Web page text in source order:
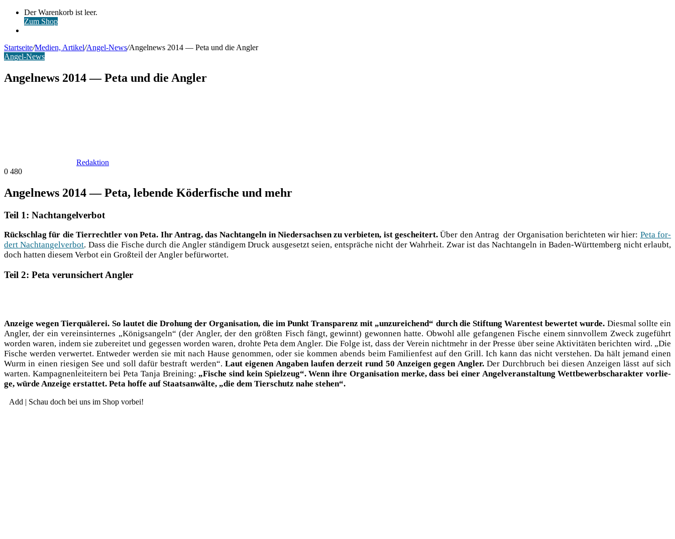
Warenkorb
ansehen
Der Warenkorb ist leer.
Zum Shop
Startseite/Medien, Artikel/Angel-News/Angelnews 2014 — Peta und die Angler
Angel-News
Angelnews 2014 — Peta und die Angler
Redaktion
0 480
Angelnews 2014 — Peta, lebende Köderfische und mehr
Teil 1: Nachtangelverbot
Rück­schlag für die Tier­recht­ler von Peta. Ihr Antrag, das Nacht­an­geln in Nie­der­sach­sen zu ver­bie­ten, ist geschei­tert. Über den Antrag der Orga­ni­sa­ti­on berich­te­ten wir hier: Peta for­
dert Nacht­an­gel­ver­bot. Dass die Fische durch die Ang­ler stän­di­gem Druck aus­ge­setzt sei­en, ent­sprä­che nicht der Wahr­heit. Zwar ist das Nacht­an­geln in Baden-Würt­tem­berg nicht erlaubt,
doch hat­ten die­sem Ver­bot ein Groß­teil der Ang­ler befürwortet.
Teil 2: Peta verunsichert Angler
Anzei­ge wegen Tier­quä­le­rei. So lau­tet die Dro­hung der Orga­ni­sa­ti­on, die im Punkt Trans­pa­renz mit „unzu­rei­chend“ durch die Stif­tung Waren­test bewer­tet wur­de. Dies­mal soll­te ein
Ang­ler, der ein ver­eins­in­ter­nes „Königs­an­geln“ (der Ang­ler, der den größ­ten Fisch fängt, gewinnt) gewon­nen hat­te. Obwohl alle gefan­ge­nen Fische einem sinn­vol­lem Zweck zuge­führt
wor­den waren, indem sie zube­rei­tet und geges­sen wor­den waren, droh­te Peta dem Ang­ler. Die Fol­ge ist, dass der Ver­ein nicht­mehr in der Pres­se über sei­ne Akti­vi­tä­ten berich­ten wird. „Die
Fische wer­den ver­wer­tet. Ent­we­der wer­den sie mit nach Hau­se genom­men, oder sie kom­men abends beim Fami­li­en­fest auf den Grill. Ich kann das nicht ver­ste­hen. Da hält jemand einen
Wurm in einen rie­si­gen See und soll dafür bestraft wer­den“. Laut eige­nen Anga­ben lau­fen der­zeit rund 50 Anzei­gen gegen Ang­ler.Der Durch­bruch bei die­sen Anzei­gen lässt auf sich
war­ten. Kam­pa­gnen­lei­tei­tern bei Peta Tan­ja Brei­ning: „Fische sind kein Spiel­zeug“. Wenn ihre Orga­ni­sa­ti­on mer­ke, dass bei einer Angel­ver­an­stal­tung Wett­be­werbs­cha­rak­ter vor­lie­
ge, wür­de Anzei­ge erstat­tet. Peta hof­fe auf Staats­an­wäl­te, „die dem Tier­schutz nahe stehen“.
Add | Schau doch bei uns im Shop vorbei!